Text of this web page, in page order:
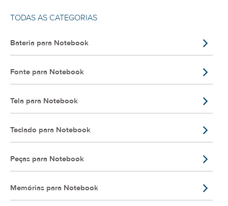
TODAS AS CATEGORIAS
Bateria para Notebook
Fonte para Notebook
Tela para Notebook
Teclado para Notebook
Peças para Notebook
Memórias para Notebook